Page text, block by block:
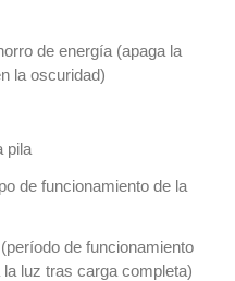
de energía (apaga la
la oscuridad)
pila
de funcionamiento de la
de funcionamiento
luz tras carga completa)